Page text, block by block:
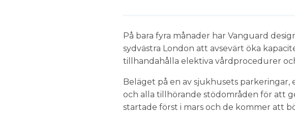
På bara fyra månader har Vanguard
sydvästra London att avsevärt öka
tillhandahålla elektiva vårdprocedurer
Beläget på en av sjukhusets parkeringar,
och alla tillhörande stödområden för att
startade först i mars och de kommer att